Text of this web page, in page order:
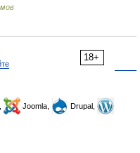
18+
Joomla,
Drupal,